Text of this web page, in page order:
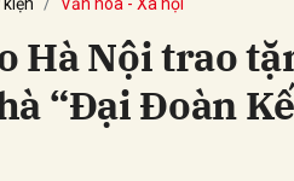
Hà Nội trao
“Đại Đoàn